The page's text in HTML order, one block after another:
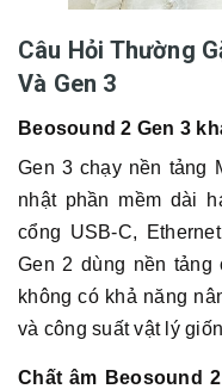
Câu Hỏi Thường
Và Gen 3
Beosound 2 Gen 3
Gen 3 chạy nền tảng
nhật phần mềm dài
cổng USB-C,
Gen 2 dùng nền tảng
không có khả năng
và công suất vật lý
Chất âm Beosound